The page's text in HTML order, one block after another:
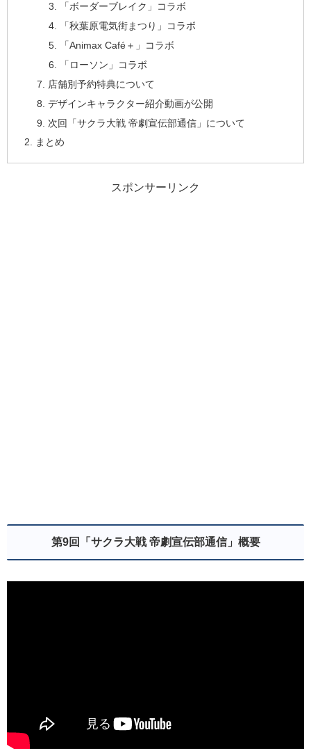
「ボーダーブレイク」コラボ
「秋葉原電気街まつり」コラボ
「Animax Café＋」コラボ
「ローソン」コラボ
店舗別予約特典について
デザインキャラクター紹介動画が公開
次回「サクラ大戦 帝劇宣伝部通信」について
まとめ
スポンサーリンク
第9回「サクラ大戦 帝劇宣伝部通信」概要